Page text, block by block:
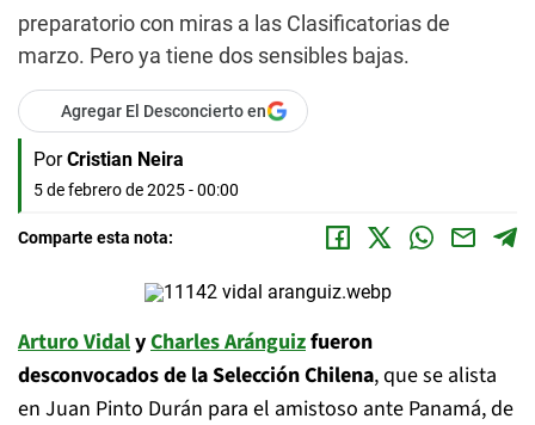
preparatorio con miras a las Clasificatorias de
marzo. Pero ya tiene dos sensibles bajas.
Agregar El Desconcierto en
Por Cristian Neira
5 de febrero de 2025 - 00:00
Comparte esta nota:
Arturo VidalyCharles Aránguizfueron
desconvocados de la Selección Chilena, que se alista
en Juan Pinto Durán para el amistoso ante Panamá, de